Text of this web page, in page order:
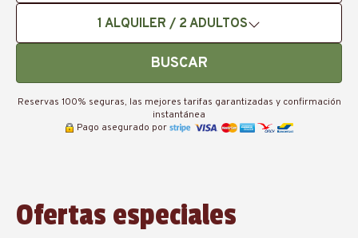
1 ALQUILER / 2 ADULTOS
BUSCAR
Reservas 100% seguras, las mejores tarifas garantizadas y confirmación
instantánea
Pago asegurado por
Ofertas especiales